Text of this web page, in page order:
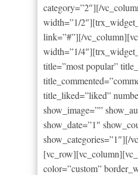
category=”2″][/
width=”1/
link=”#”][/
width=”1/
title=”most popular”
title_liked=”liked”
show_image=””
show_date=”1″
show_categories=”1″][/
color=”custom”